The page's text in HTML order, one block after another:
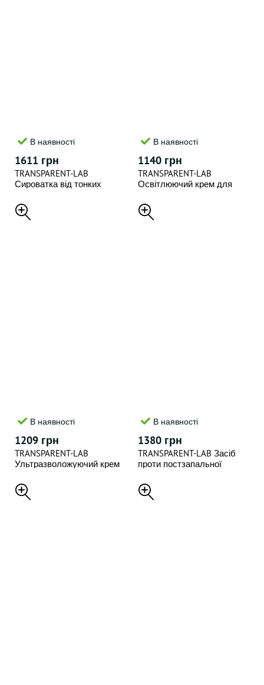
В наявності
1611 грн
TRANSPARENT-LAB
Сироватка від тонких
шкіри SUPER C SERUM, 30
мл
В наявності
1140 грн
TRANSPARENT-LAB
Освітлюючий крем для
NIACINAMIDE GLOW CREAM
В наявності
1209 грн
TRANSPARENT-LAB
Ультразволожуючий крем
BARRIER RESTORING
HYDRATING CREAM
В наявності
1380 грн
TRANSPARENT-LAB Засіб
проти постзапальної
SUN SPOT FADING
TREATMENT